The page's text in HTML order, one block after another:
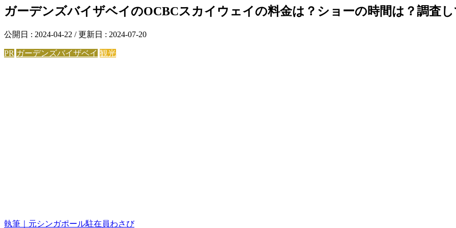
ガーデンズバイザベイのOCBCスカイウェイの料金は？ショーの時間は？調査
公開日 : 2024-04-22 / 更新日 : 2024-07-20
PR ガーデンズバイザベイ 観光
執筆｜元シンガポール駐在員わさび